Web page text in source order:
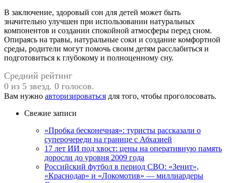
В заключение, здоровый сон для детей может быть
значительно улучшен при использовании натуральных
компонентов и создании спокойной атмосферы перед сном.
Опираясь на травы, натуральные соки и создание комфортной
среды, родители могут помочь своим детям расслабиться и
подготовиться к глубокому и полноценному сну.
Средний рейтинг
0 из 5 звезд. 0 голосов.
Вам нужно авторизироваться для того, чтобы проголосовать.
Свежие записи
«Пробка бесконечная»: туристы рассказали о
суперочереди на границе с Абхазией
17 лет ИИ под хвост: цены на оперативную память
доросли до уровня 2009 года
Российский футбол в период СВО: «Зенит»,
«Краснодар» и «Локомотив» — миллиардеры